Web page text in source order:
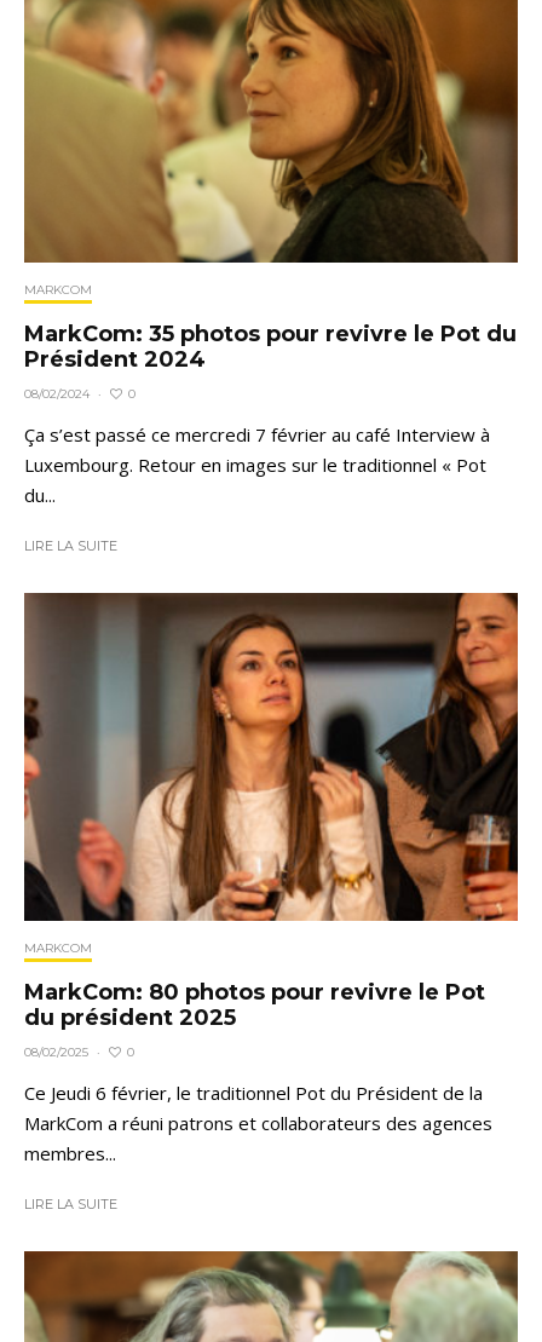
MARKCOM
MarkCom: 35 photos pour revivre le Pot du
Président 2024
08/02/2024 · 0
Ça s’est passé ce mercredi 7 février au café Interview à
Luxembourg. Retour en images sur le traditionnel « Pot
du...
LIRE LA SUITE
MARKCOM
MarkCom: 80 photos pour revivre le Pot
du président 2025
08/02/2025 · 0
Ce Jeudi 6 février, le traditionnel Pot du Président de la
MarkCom a réuni patrons et collaborateurs des agences
membres...
LIRE LA SUITE